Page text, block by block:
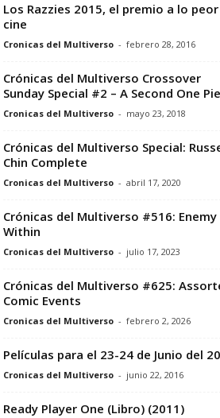
Los Razzies 2015, el premio a lo
cine
Cronicas del Multiverso - febrero 28, 2016
Crónicas del Multiverso Crossover
Sunday Special #2 – A Second One
Cronicas del Multiverso - mayo 23, 2018
Crónicas del Multiverso Special:
Chin Complete
Cronicas del Multiverso - abril 17, 2020
Crónicas del Multiverso #516: Enemy
Within
Cronicas del Multiverso - julio 17, 2023
Crónicas del Multiverso #625:
Comic Events
Cronicas del Multiverso - febrero 2, 2026
Películas para el 23-24 de Junio del
Cronicas del Multiverso - junio 22, 2016
Ready Player One (Libro) (2011)